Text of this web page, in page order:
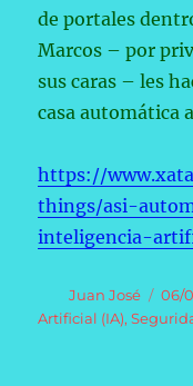
de portales
Marcos – por
sus caras – les
casa automática
https://
things/asi-
inteligencia-
Autor
Juan José
el
06/
Artificial (IA),